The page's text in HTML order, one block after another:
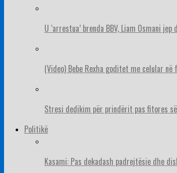
U ‘arrestua’ brenda BBV, Liam Osmani
(Video) Bebe Rexha goditet me celular
Stresi dedikim për prindërit pas fitores
Politikë
Kasami: Pas dekadash padrejtësie dhe